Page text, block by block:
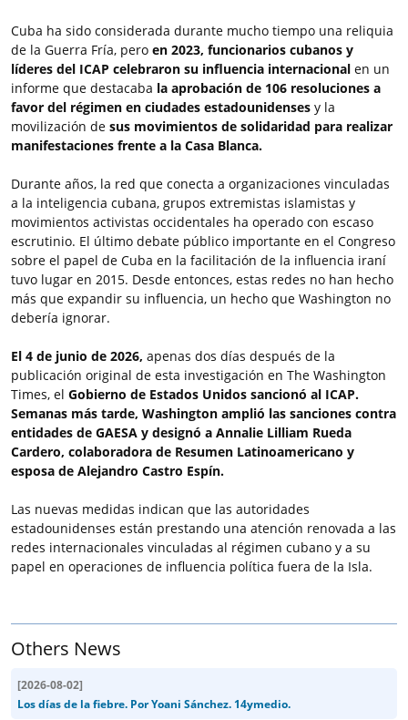
Cuba ha sido considerada durante mucho tiempo una reliquia
de la Guerra Fría, pero en 2023, funcionarios cubanos y
líderes del ICAP celebraron su influencia internacional en un
informe que destacaba la aprobación de 106 resoluciones a
favor del régimen en ciudades estadounidenses y la
movilización de sus movimientos de solidaridad para realizar
manifestaciones frente a la Casa Blanca.
Durante años, la red que conecta a organizaciones vinculadas
a la inteligencia cubana, grupos extremistas islamistas y
movimientos activistas occidentales ha operado con escaso
escrutinio. El último debate público importante en el Congreso
sobre el papel de Cuba en la facilitación de la influencia iraní
tuvo lugar en 2015. Desde entonces, estas redes no han hecho
más que expandir su influencia, un hecho que Washington no
debería ignorar.
El 4 de junio de 2026, apenas dos días después de la
publicación original de esta investigación en The Washington
Times, el Gobierno de Estados Unidos sancionó al ICAP.
Semanas más tarde, Washington amplió las sanciones contra
entidades de GAESA y designó a Annalie Lilliam Rueda
Cardero, colaboradora de Resumen Latinoamericano y
esposa de Alejandro Castro Espín.
Las nuevas medidas indican que las autoridades
estadounidenses están prestando una atención renovada a las
redes internacionales vinculadas al régimen cubano y a su
papel en operaciones de influencia política fuera de la Isla.
Others News
[2026-08-02]
Los días de la fiebre. Por Yoani Sánchez. 14ymedio.